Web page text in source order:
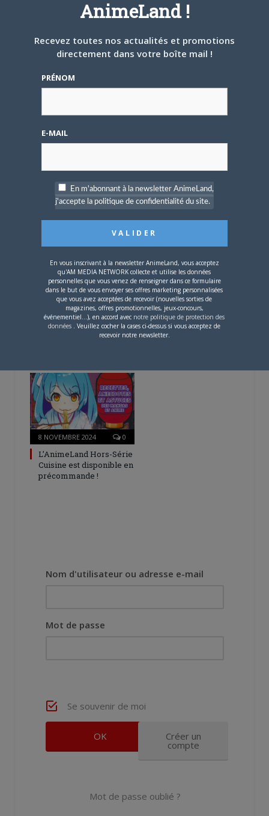
MÉLANIE
26 JUIN 2025 0
L’AnimeLand Hors-Série
Hentai est disponible !
26 MAI 2025 0
L’AnimeLand Hors-Série
Spécial Chats est
8 NOVEMBRE 2024 0
L’AnimeLand Hors-Série
Cuisine est disponible en
précommande !
Nom d'utilisateur ou adresse e-mail
Mot de passe
Se souvenir de moi
Créer un
compte
Mot de passe oublié ?
AnimeLand !
Recevez toutes nos actualités et promotions
directement dans votre boîte mail !
PRÉNOM
E-MAIL
En m'abonnant à la newsletter AnimeLand,
j'accepte la politique de confidentialité du site.
En vous inscrivant à la newsletter AnimeLand, vous acceptez
qu'AM MEDIA NETWORK collecte et utilise les données
personnelles que vous venez de renseigner dans ce formulaire
dans le but de vous envoyer ses offres marketing personnalisées
que vous avez acceptées de recevoir (nouvelles sorties de
magazines, offres promotionnelles, jeux-concours,
événementiel...), en accord avec notre politique de protection des
données . Veuillez cocher la cases ci-dessus si vous acceptez de
recevoir notre newsletter.